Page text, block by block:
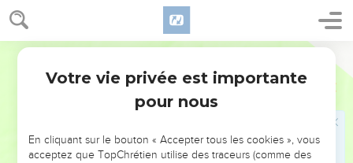
Josué 15
49 Danna, Kirjath-Sanna, c’est-à-dire Debir,
Anab, Eshthemo, Anim,
Arab, Duma, Eshean,
Janum, Beth-Tappuach, Aphéka,
Humta, Kirjath-Arba, c’est-à-dire Hébron, et Tsior, soit 9
villes avec leurs villages.
Votre vie privée est importante
pour nous
En cliquant sur le bouton « Accepter tous les cookies », vous
acceptez que TopChrétien utilise des traceurs (comme des